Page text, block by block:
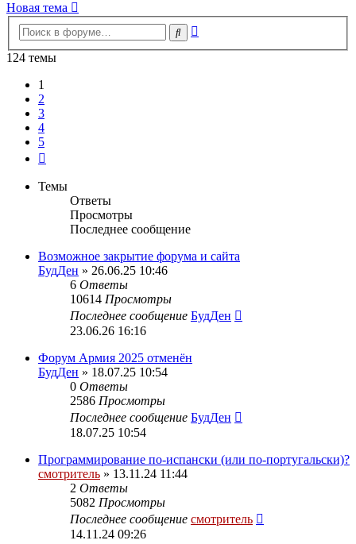
Новая тема
Поиск
124 темы
1
2
3
4
5
Темы
Ответы
Просмотры
Последнее сообщение
Возможное закрытие форума и сайта
БудДен » 26.06.25 10:46
6 Ответы
10614 Просмотры
Последнее сообщение БудДен
23.06.26 16:16
Форум Армия 2025 отменён
БудДен » 18.07.25 10:54
0 Ответы
2586 Просмотры
Последнее сообщение БудДен
18.07.25 10:54
Программирование по-испански (или по-португальски)?
смотритель » 13.11.24 11:44
2 Ответы
5082 Просмотры
Последнее сообщение смотритель
14.11.24 09:26